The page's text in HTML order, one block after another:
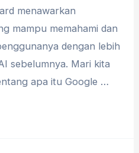
menawarkan
mampu memahami dan
dengan lebih
sebelumnya. Mari kita
apa itu Google …